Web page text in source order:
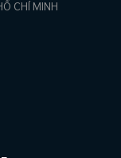
CHÍ MINH